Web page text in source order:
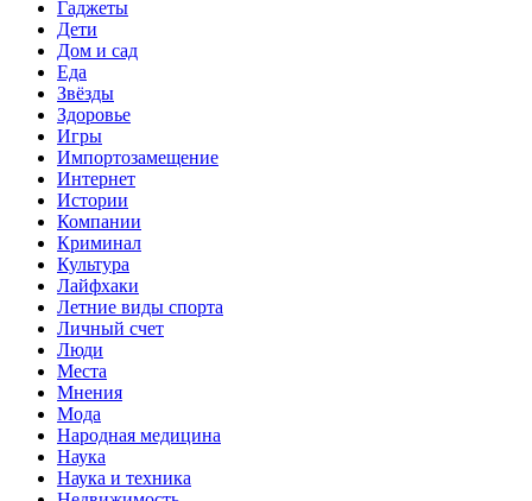
Гаджеты
Дети
Дом и сад
Еда
Звёзды
Здоровье
Игры
Импортозамещение
Интернет
Истории
Компании
Криминал
Культура
Лайфхаки
Летние виды спорта
Личный счет
Люди
Места
Мнения
Мода
Народная медицина
Наука
Наука и техника